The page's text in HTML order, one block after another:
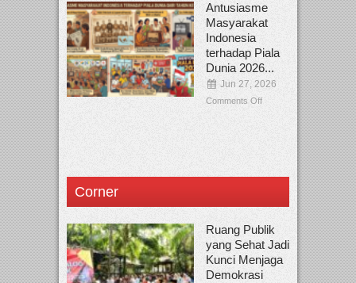
Antusiasme
Masyarakat
Indonesia
terhadap Piala
Dunia 2026...
Jun 27, 2026
Comments Off
Corner
Ruang Publik
yang Sehat Jadi
Kunci Menjaga
Demokrasi